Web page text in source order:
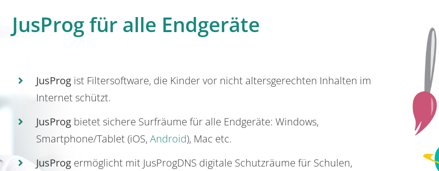
JusProg für alle Endgeräte
JusProgist Filtersoftware, die Kinder vor nicht altersgerechten Inhalten im
Internet schützt.
JusProgbietet sichere Surfräume für alle Endgeräte: Windows,
Smartphone/Tablet (iOS, Android), Mac etc.
JusProg ermöglicht mit JusProgDNS digitale Schutzräume für Schulen,